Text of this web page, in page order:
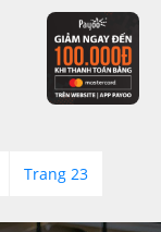
Trang 23